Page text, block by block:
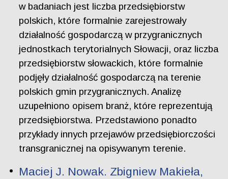
w badaniach jest liczba przedsiębiorstw
polskich, które formalnie zarejestrowały
działalność gospodarczą w przygranicznych
jednostkach terytorialnych Słowacji, oraz liczba
przedsiębiorstw słowackich, które formalnie
podjęły działalność gospodarczą na terenie
polskich gmin przygranicznych. Analizę
uzupełniono opisem branż, które reprezentują
przedsiębiorstwa. Przedstawiono ponadto
przykłady innych przejawów przedsiębiorczości
transgranicznej na opisywanym terenie.
Maciej J. Nowak. Zbigniew Makieła,